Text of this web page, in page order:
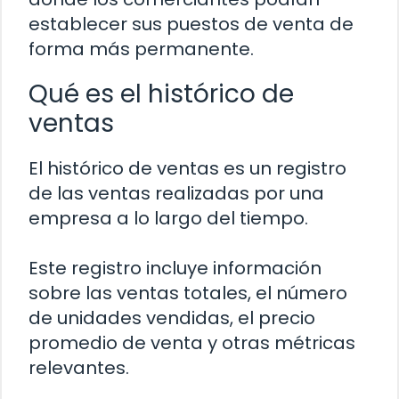
establecer sus puestos de venta de
forma más permanente.
Qué es el histórico de
ventas
El histórico de ventas es un registro
de las ventas realizadas por una
empresa a lo largo del tiempo.
Este registro incluye información
sobre las ventas totales, el número
de unidades vendidas, el precio
promedio de venta y otras métricas
relevantes.